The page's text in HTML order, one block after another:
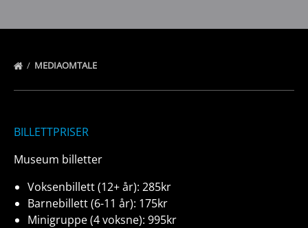
MEDIAOMTALE
BILLETTPRISER
Museum billetter
Voksenbillett (12+ år): 285kr
Barnebillett (6-11 år): 175kr
Minigruppe (4 voksne): 995kr